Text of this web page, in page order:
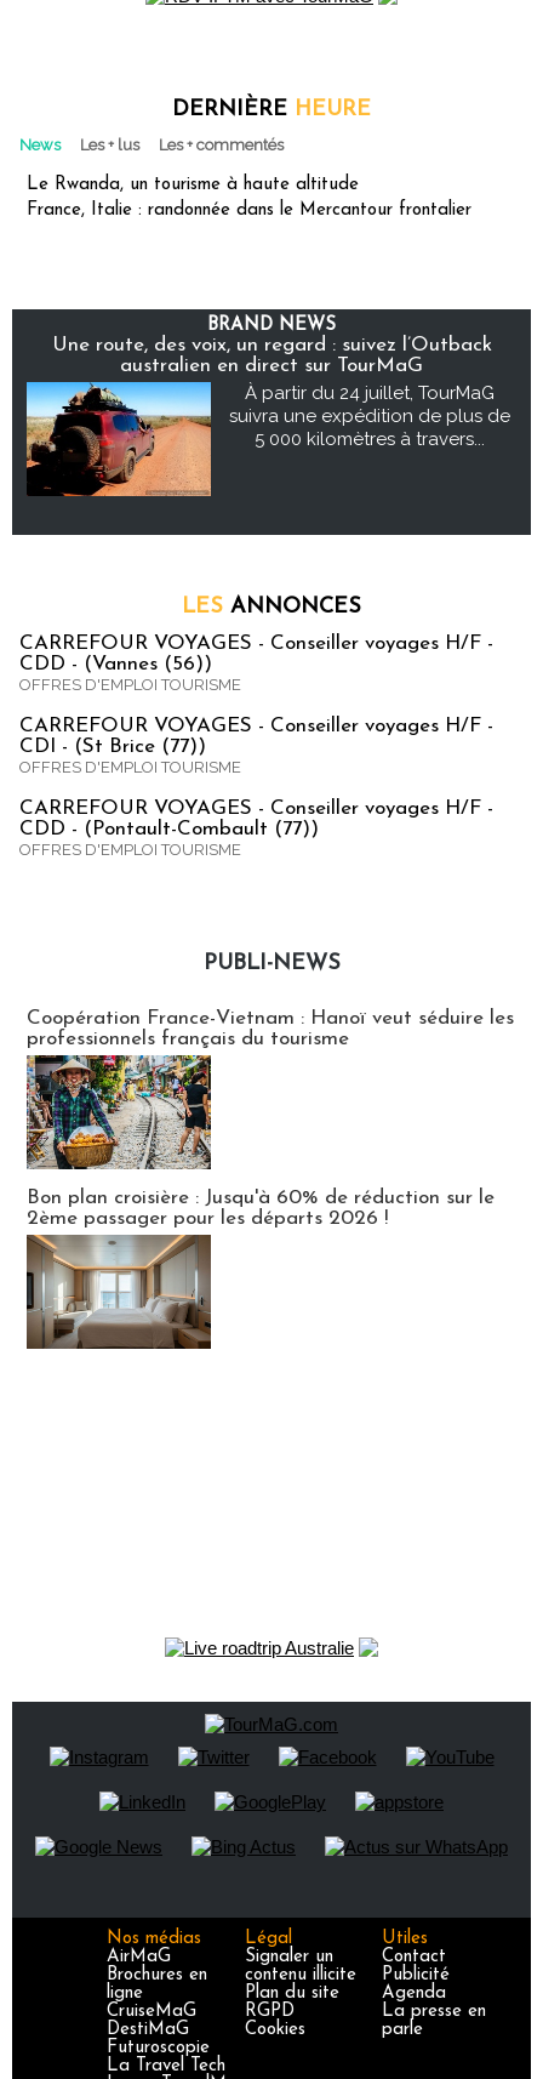
DERNIÈRE HEURE
News Les + lus Les + commentés
Le Rwanda, un tourisme à haute altitude
France, Italie : randonnée dans le Mercantour frontalier
BRAND NEWS
Une route, des voix, un regard : suivez l’Outback
australien en direct sur TourMaG
À partir du 24 juillet, TourMaG
suivra une expédition de plus de
5 000 kilomètres à travers...
LES ANNONCES
CARREFOUR VOYAGES - Conseiller voyages H/F -
CDD - (Vannes (56))
OFFRES D'EMPLOI TOURISME
CARREFOUR VOYAGES - Conseiller voyages H/F -
CDI - (St Brice (77))
OFFRES D'EMPLOI TOURISME
CARREFOUR VOYAGES - Conseiller voyages H/F -
CDD - (Pontault-Combault (77))
OFFRES D'EMPLOI TOURISME
PUBLI-NEWS
Coopération France-Vietnam : Hanoï veut séduire les
professionnels français du tourisme
Bon plan croisière : Jusqu'à 60% de réduction sur le
2ème passager pour les départs 2026 !
Nos médias
AirMaG
Brochures en
ligne
CruiseMaG
DestiMaG
Futuroscopie
La Travel Tech
Légal
Signaler un
contenu illicite
Plan du site
RGPD
Cookies
Utiles
Contact
Publicité
Agenda
La presse en
parle